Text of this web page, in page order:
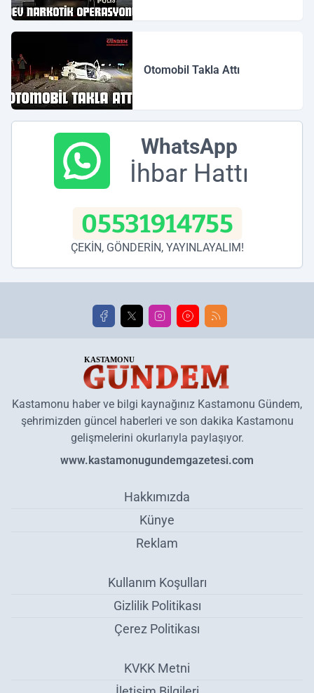
Otomobil Takla Attı
WhatsApp
İhbar Hattı
05531914755
ÇEKİN, GÖNDERİN, YAYINLAYALIM!
Kastamonu haber ve bilgi kaynağınız Kastamonu Gündem,
şehrimizden güncel haberleri ve son dakika Kastamonu
gelişmelerini okurlarıyla paylaşıyor.
www.kastamonugundemgazetesi.com
Hakkımızda
Künye
Reklam
Kullanım Koşulları
Gizlilik Politikası
Çerez Politikası
KVKK Metni